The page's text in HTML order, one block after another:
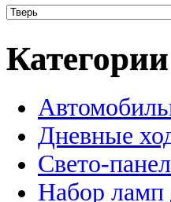
Категории
Дневные
Свето-
Набор ламп